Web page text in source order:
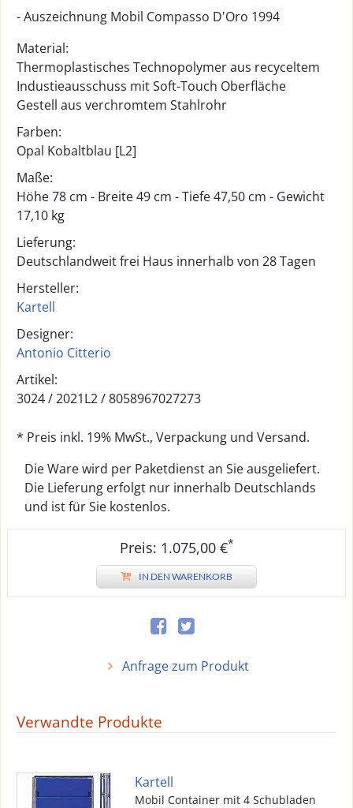
- Auszeichnung Mobil Compasso D'Oro 1994
Material:
Thermoplastisches Technopolymer aus recyceltem
Industieausschuss mit Soft-Touch Oberfläche
Gestell aus verchromtem Stahlrohr
Farben:
Opal Kobaltblau [L2]
Maße:
Höhe 78 cm - Breite 49 cm - Tiefe 47,50 cm - Gewicht
17,10 kg
Lieferung:
Deutschlandweit frei Haus innerhalb von 28 Tagen
Hersteller:
Kartell
Designer:
Antonio Citterio
Artikel:
3024 /2021L2/8058967027273
* Preis inkl. 19% MwSt., Verpackung und Versand.
Die Ware wird per Paketdienst an Sie ausgeliefert.
Die Lieferung erfolgt nur innerhalb Deutschlands
und ist für Sie kostenlos.
Preis: 1.075,00 €*
IN DEN WARENKORB
Anfrage zum Produkt
Verwandte Produkte
Kartell
Mobil Container mit 4 Schubladen